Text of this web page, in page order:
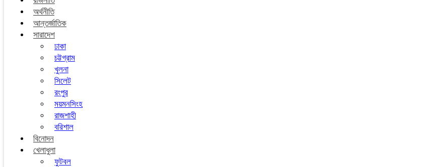
অর্থনীতি
আন্তর্জাতিক
সারাদেশ
ঢাকা
চট্টগ্রাম
খুলনা
সিলেট
রংপুর
ময়মনসিংহ
রাজশাহী
বরিশাল
বিনোদন
খেলাধুলা
ফুটবল